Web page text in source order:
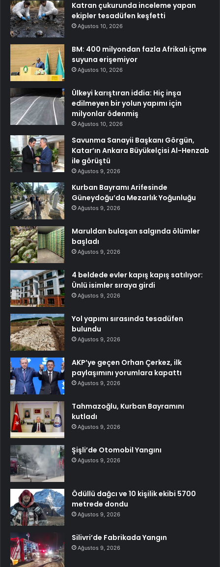
Katran çukurunda inceleme yapan
ekipler tesadüfen keşfetti
Ağustos 10, 2026
BM: 400 milyondan fazla Afrikalı içme
suyuna erişemiyor
Ağustos 10, 2026
Ülkeyi karıştıran iddia: Hiç inşa
edilmeyen bir yolun yapımı için
milyonlar ödenmiş
Ağustos 10, 2026
Savunma Sanayii Başkanı Görgün,
Katar’ın Ankara Büyükelçisi Al-Henzab
ile görüştü
Ağustos 9, 2026
Kurban Bayramı Arifesinde
Güneydoğu’da Mezarlık Yoğunluğu
Ağustos 9, 2026
Maruldan bulaşan salgında ölümler
başladı
Ağustos 9, 2026
4 beldede evler kapış kapış satılıyor:
Ünlü isimler sıraya girdi
Ağustos 9, 2026
Yol yapımı sırasında tesadüfen
bulundu
Ağustos 9, 2026
AKP’ye geçen Orhan Çerkez, ilk
paylaşımını yorumlara kapattı
Ağustos 9, 2026
Tahmazoğlu, Kurban Bayramını
kutladı
Ağustos 9, 2026
Şişli’de Otomobil Yangını
Ağustos 9, 2026
Ödüllü dağcı ve 10 kişilik ekibi 5700
metrede dondu
Ağustos 9, 2026
Silivri’de Fabrikada Yangın
Ağustos 9, 2026